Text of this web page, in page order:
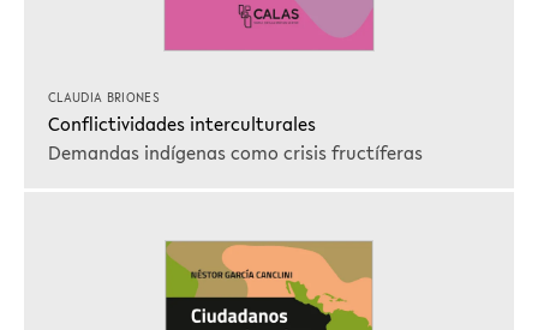
CLAUDIA BRIONES
Conflictividades interculturales
Demandas indígenas como crisis fructíferas